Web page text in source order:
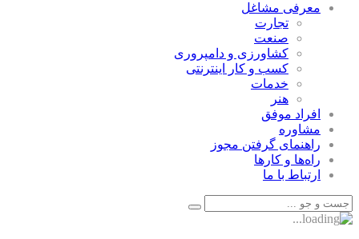
معرفی مشاغل
تجارت
صنعت
كشاورزی و دامپروری
كسب و كار اينترنتی
خدمات
هنر
افراد موفق
مشاوره
راهنمای گرفتن مجوز
راه‌ها و كارها
ارتباط با ما